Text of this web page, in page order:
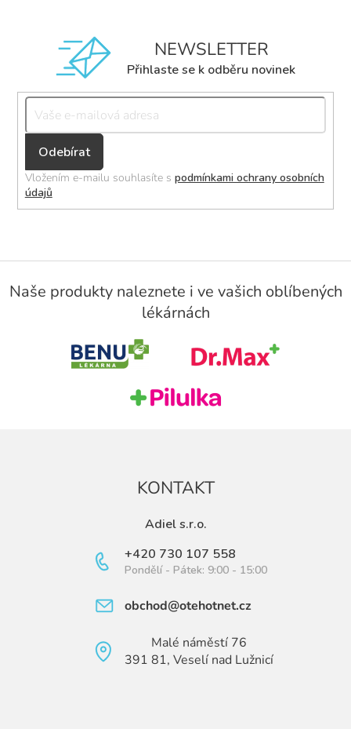
NEWSLETTER
Přihlaste se k odběru novinek
Přihlásit
se
Vložením e-mailu souhlasíte s podmínkami ochrany osobních
údajů
Z
Naše produkty naleznete i ve vašich oblíbených
lékárnách
KONTAKT
Adiel s.r.o.
+420 730 107 558
Pondělí - Pátek: 9:00 - 15:00
obchod@otehotnet.cz
Malé náměstí 76
391 81, Veselí nad Lužnicí